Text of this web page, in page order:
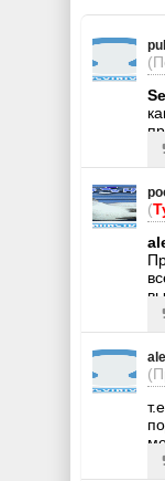
(